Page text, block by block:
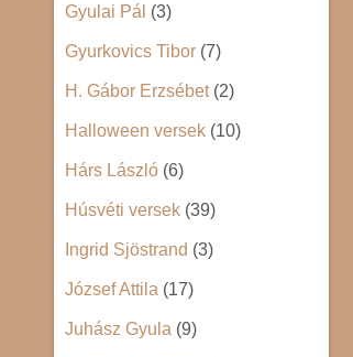
Gyulai Pál (3)
Gyurkovics Tibor (7)
H. Gábor Erzsébet(2)
Halloween versek (10)
Hárs László (6)
Húsvéti versek (39)
Ingrid Sjöstrand (3)
József Attila (17)
Juhász Gyula (9)